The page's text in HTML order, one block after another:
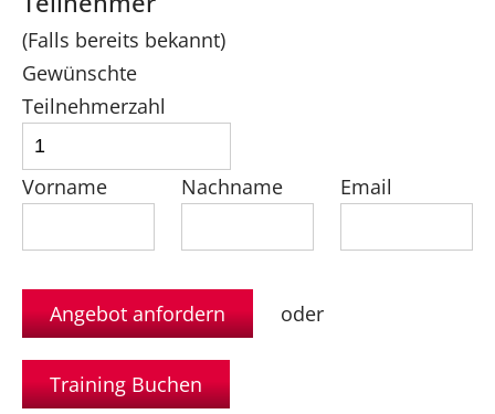
(Falls bereits bekannt)
Gewünschte
Teilnehmerzahl
Vorname Nachname Email
oder